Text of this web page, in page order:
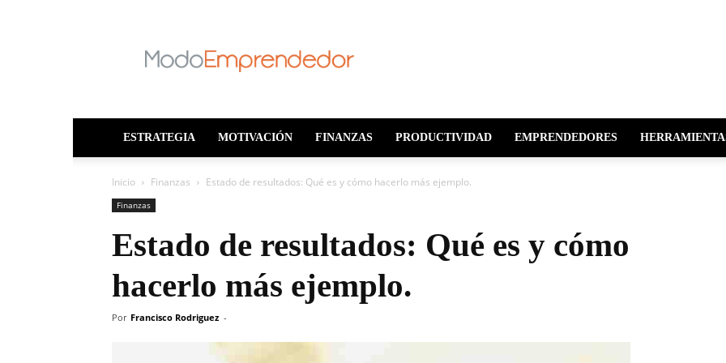
ESTRATEGIA MOTIVACIÓN FINANZAS PRODUCTIVIDAD EMPRENDEDORES
Inicio Finanzas Estado de resultados: Qué es y cómo hacerlo más ejemplo.
Finanzas
Estado de resultados: Qué es y cómo
hacerlo más ejemplo.
Por Francisco Rodriguez -